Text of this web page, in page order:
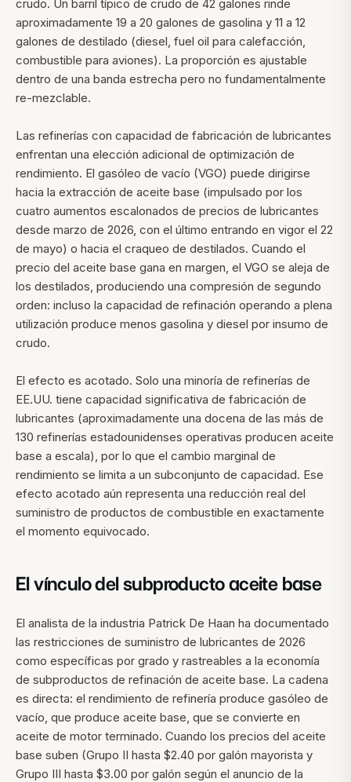
crudo. Un barril típico de crudo de 42 galones rinde
aproximadamente 19 a 20 galones de gasolina y 11 a 12
galones de destilado (diesel, fuel oil para calefacción,
combustible para aviones). La proporción es ajustable
dentro de una banda estrecha pero no fundamentalmente
re-mezclable.
Las refinerías con capacidad de fabricación de lubricantes
enfrentan una elección adicional de optimización de
rendimiento. El gasóleo de vacío (VGO) puede dirigirse
hacia la extracción de aceite base (impulsado por los
cuatro aumentos escalonados de precios de lubricantes
desde marzo de 2026, con el último entrando en vigor el 22
de mayo) o hacia el craqueo de destilados. Cuando el
precio del aceite base gana en margen, el VGO se aleja de
los destilados, produciendo una compresión de segundo
orden: incluso la capacidad de refinación operando a plena
utilización produce menos gasolina y diesel por insumo de
crudo.
El efecto es acotado. Solo una minoría de refinerías de
EE.UU. tiene capacidad significativa de fabricación de
lubricantes (aproximadamente una docena de las más de
130 refinerías estadounidenses operativas producen aceite
base a escala), por lo que el cambio marginal de
rendimiento se limita a un subconjunto de capacidad. Ese
efecto acotado aún representa una reducción real del
suministro de productos de combustible en exactamente
el momento equivocado.
El vínculo del subproducto aceite base
El analista de la industria Patrick De Haan ha documentado
las restricciones de suministro de lubricantes de 2026
como específicas por grado y rastreables a la economía
de subproductos de refinación de aceite base. La cadena
es directa: el rendimiento de refinería produce gasóleo de
vacío, que produce aceite base, que se convierte en
aceite de motor terminado. Cuando los precios del aceite
base suben (Grupo II hasta $2.40 por galón mayorista y
Grupo III hasta $3.00 por galón según el anuncio de la